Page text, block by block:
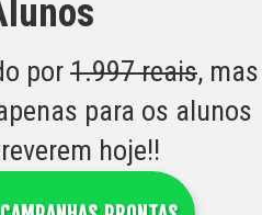
por 1.997 reais, mas
para os alunos
hoje!!